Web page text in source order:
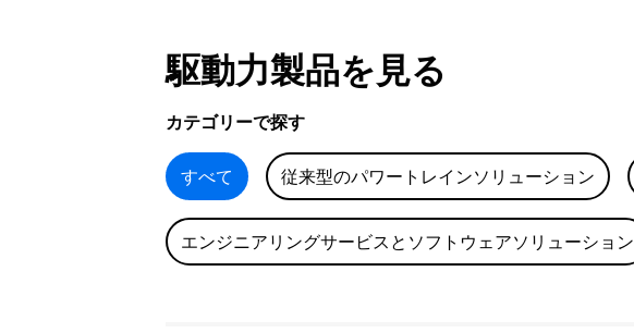
駆動力製品を見る
カテゴリーで探す
すべて 従来型のパワートレインソリューション
エンジニアリングサービスとソフトウェアソリューション